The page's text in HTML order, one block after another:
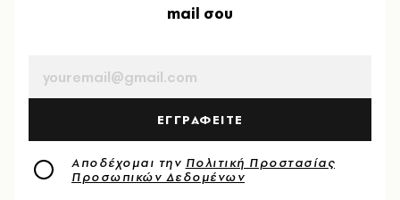
mail σου
ΕΓΓΡΑΦΕΙΤΕ
Αποδέχομαι την Πολιτική Προστασίας
Προσωπικών Δεδομένων